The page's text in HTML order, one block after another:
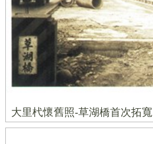
大里杙懷舊照-草湖橋首次拓寬